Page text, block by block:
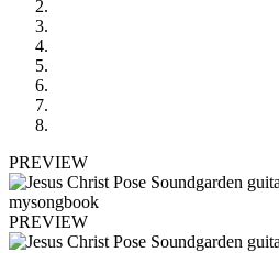
PREVIEW
PREVIEW